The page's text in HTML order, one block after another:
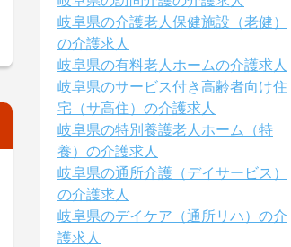
岐阜県の介護老人保健施設（老健）
の介護求人
岐阜県の有料老人ホームの介護求人
岐阜県のサービス付き高齢者向け住
宅（サ高住）の介護求人
岐阜県の特別養護老人ホーム（特
養）の介護求人
岐阜県の通所介護（デイサービス）
の介護求人
岐阜県のデイケア（通所リハ）の介
護求人